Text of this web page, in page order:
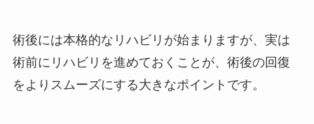
術後には本格的なリハビリが始まりますが、実は
術前にリハビリを進めておくことが、術後の回復
をよりスムーズにする大きなポイントです。